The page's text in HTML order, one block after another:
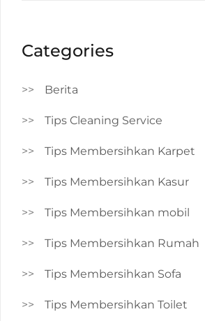
Categories
Berita
Tips Cleaning Service
Tips Membersihkan Karpet
Tips Membersihkan Kasur
Tips Membersihkan mobil
Tips Membersihkan Rumah
Tips Membersihkan Sofa
Tips Membersihkan Toilet